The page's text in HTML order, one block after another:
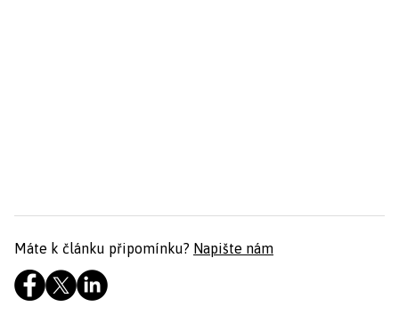
Máte k článku připomínku? Napište nám